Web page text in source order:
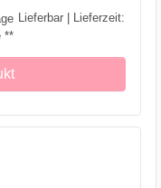
Lieferbar | Lieferzeit:
**